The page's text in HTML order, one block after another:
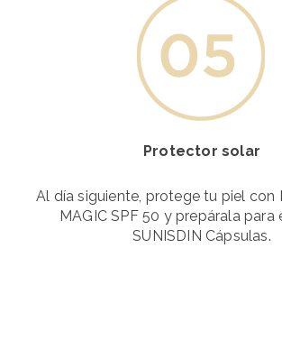
Protector solar
Al día siguiente, protege tu piel con
MAGIC SPF 50 y prepárala para
SUNISDIN Cápsulas.